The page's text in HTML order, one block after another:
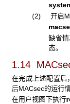
(2) 开启
缺省情
态。
1.14
在完成上述配置后
后MACsec的运行
在用户视图下执行